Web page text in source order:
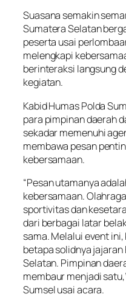
Suasana semakin
Sumatera Selatan
peserta usai
melengkapi
berinteraksi langsung
kegiatan.
Kabid Humas Polda
para pimpinan daerah
sekadar memenuhi
membawa pesan
kebersamaan.
“Pesan utamanya
kebersamaan.
sportivitas dan
dari berbagai latar
sama. Melalui event
betapa solidnya
Selatan. Pimpinan
membaur menjadi
Sumsel usai acara.